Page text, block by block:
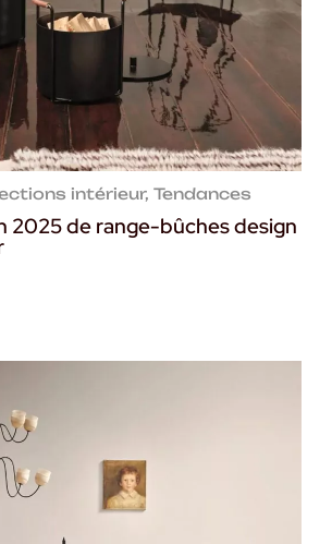
intérieur, Tendances
2025 de range-bûches design